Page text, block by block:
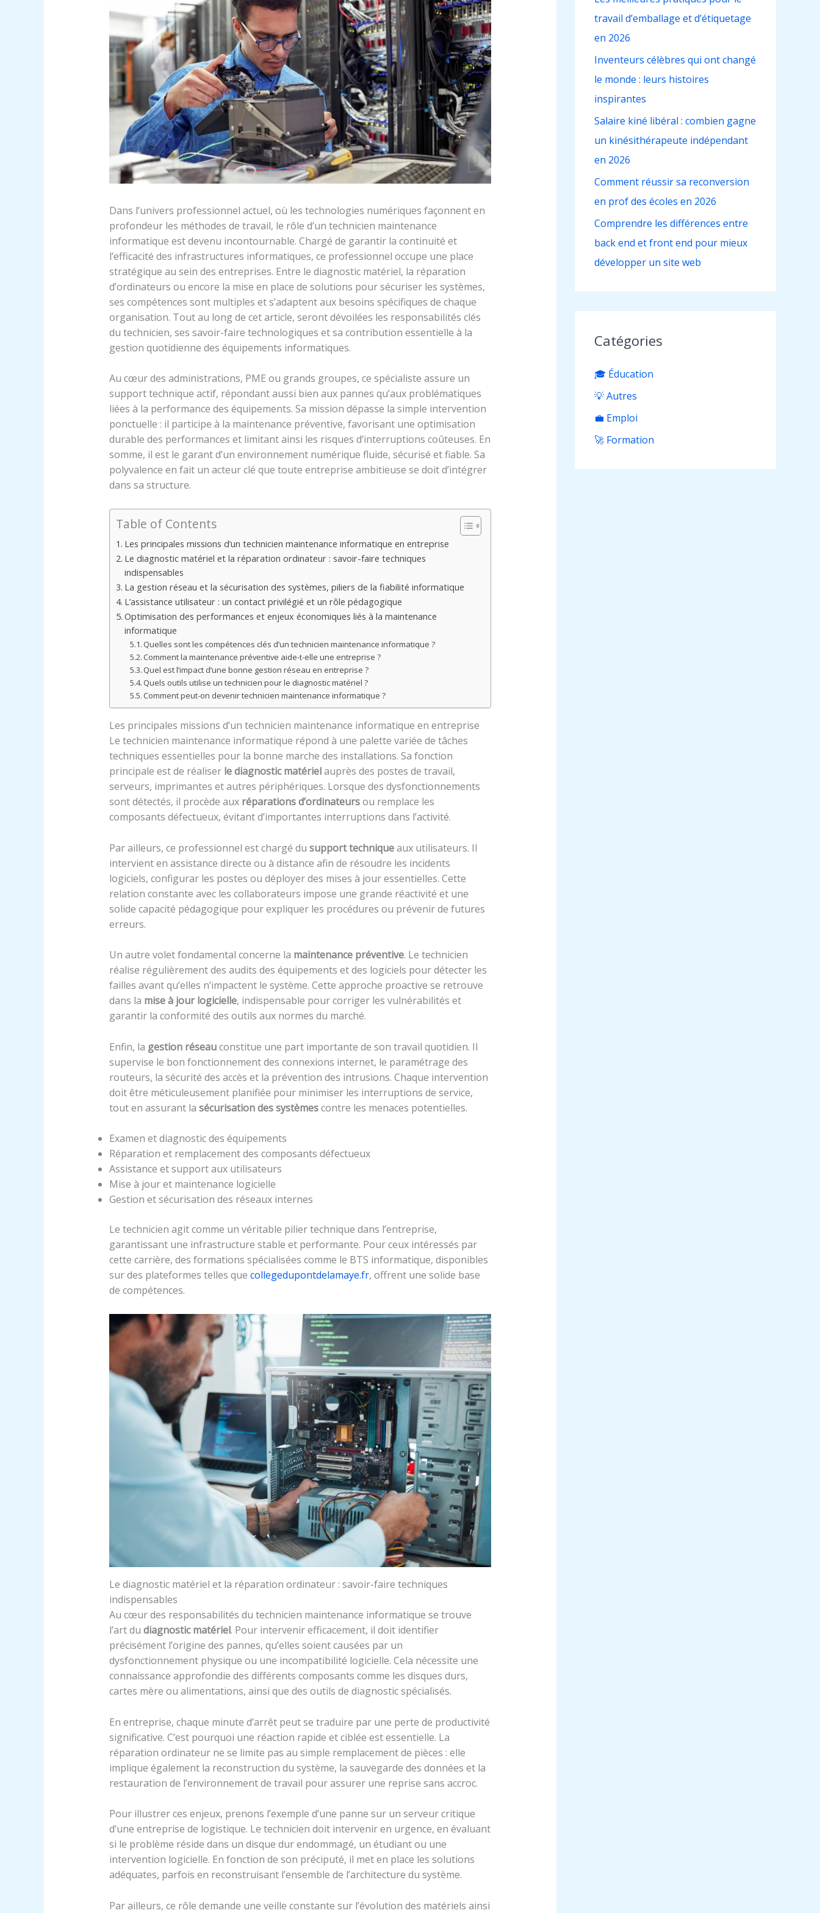
Dans l’univers professionnel actuel, où les technologies numériques façonnent en
profondeur les méthodes de travail, le rôle d’un technicien maintenance
informatique est devenu incontournable. Chargé de garantir la continuité et
l’efficacité des infrastructures informatiques, ce professionnel occupe une place
stratégique au sein des entreprises. Entre le diagnostic matériel, la réparation
d’ordinateurs ou encore la mise en place de solutions pour sécuriser les systèmes,
ses compétences sont multiples et s’adaptent aux besoins spécifiques de chaque
organisation. Tout au long de cet article, seront dévoilées les responsabilités clés
du technicien, ses savoir-faire technologiques et sa contribution essentielle à la
gestion quotidienne des équipements informatiques.
Au cœur des administrations, PME ou grands groupes, ce spécialiste assure un
support technique actif, répondant aussi bien aux pannes qu’aux problématiques
liées à la performance des équipements. Sa mission dépasse la simple intervention
ponctuelle : il participe à la maintenance préventive, favorisant une optimisation
durable des performances et limitant ainsi les risques d’interruptions coûteuses. En
somme, il est le garant d’un environnement numérique fluide, sécurisé et fiable. Sa
polyvalence en fait un acteur clé que toute entreprise ambitieuse se doit d’intégrer
dans sa structure.
Table of Contents
Les principales missions d’un technicien maintenance informatique en entreprise
Le diagnostic matériel et la réparation ordinateur : savoir-faire techniques
indispensables
La gestion réseau et la sécurisation des systèmes, piliers de la fiabilité informatique
L’assistance utilisateur : un contact privilégié et un rôle pédagogique
Optimisation des performances et enjeux économiques liés à la maintenance
informatique
Quelles sont les compétences clés d’un technicien maintenance informatique ?
Comment la maintenance préventive aide-t-elle une entreprise ?
Quel est l’impact d’une bonne gestion réseau en entreprise ?
Quels outils utilise un technicien pour le diagnostic matériel ?
Comment peut-on devenir technicien maintenance informatique ?
Les principales missions d’un technicien maintenance informatique en entreprise
Le technicien maintenance informatique répond à une palette variée de tâches
techniques essentielles pour la bonne marche des installations. Sa fonction
principale est de réaliser le diagnostic matérielauprès des postes de travail,
serveurs, imprimantes et autres périphériques. Lorsque des dysfonctionnements
sont détectés, il procède aux réparations d’ordinateursou remplace les
composants défectueux, évitant d’importantes interruptions dans l’activité.
Par ailleurs, ce professionnel est chargé du support techniqueaux utilisateurs. Il
intervient en assistance directe ou à distance afin de résoudre les incidents
logiciels, configurar les postes ou déployer des mises à jour essentielles. Cette
relation constante avec les collaborateurs impose une grande réactivité et une
solide capacité pédagogique pour expliquer les procédures ou prévenir de futures
erreurs.
Un autre volet fondamental concerne la maintenance préventive. Le technicien
réalise régulièrement des audits des équipements et des logiciels pour détecter les
failles avant qu’elles n’impactent le système. Cette approche proactive se retrouve
dans la mise à jour logicielle, indispensable pour corriger les vulnérabilités et
garantir la conformité des outils aux normes du marché.
Enfin, la gestion réseauconstitue une part importante de son travail quotidien. Il
supervise le bon fonctionnement des connexions internet, le paramétrage des
routeurs, la sécurité des accès et la prévention des intrusions. Chaque intervention
doit être méticuleusement planifiée pour minimiser les interruptions de service,
tout en assurant la sécurisation des systèmescontre les menaces potentielles.
Examen et diagnostic des équipements
Réparation et remplacement des composants défectueux
Assistance et support aux utilisateurs
Mise à jour et maintenance logicielle
Gestion et sécurisation des réseaux internes
Le technicien agit comme un véritable pilier technique dans l’entreprise,
garantissant une infrastructure stable et performante. Pour ceux intéressés par
cette carrière, des formations spécialisées comme le BTS informatique, disponibles
sur des plateformes telles que collegedupontdelamaye.fr, offrent une solide base
de compétences.
Le diagnostic matériel et la réparation ordinateur : savoir-faire techniques
indispensables
Au cœur des responsabilités du technicien maintenance informatique se trouve
l’art du diagnostic matériel. Pour intervenir efficacement, il doit identifier
précisément l’origine des pannes, qu’elles soient causées par un
dysfonctionnement physique ou une incompatibilité logicielle. Cela nécessite une
connaissance approfondie des différents composants comme les disques durs,
cartes mère ou alimentations, ainsi que des outils de diagnostic spécialisés.
En entreprise, chaque minute d’arrêt peut se traduire par une perte de productivité
significative. C’est pourquoi une réaction rapide et ciblée est essentielle. La
réparation ordinateur ne se limite pas au simple remplacement de pièces : elle
implique également la reconstruction du système, la sauvegarde des données et la
restauration de l’environnement de travail pour assurer une reprise sans accroc.
Pour illustrer ces enjeux, prenons l’exemple d’une panne sur un serveur critique
d’une entreprise de logistique. Le technicien doit intervenir en urgence, en évaluant
si le problème réside dans un disque dur endommagé, un étudiant ou une
intervention logicielle. En fonction de son préciputé, il met en place les solutions
adéquates, parfois en reconstruisant l’ensemble de l’architecture du système.
Par ailleurs, ce rôle demande une veille constante sur l’évolution des matériels ainsi
h
e
r
:
travail d’emballage et d’étiquetage
en 2026
Inventeurs célèbres qui ont changé
le monde : leurs histoires
inspirantes
Salaire kiné libéral : combien gagne
un kinésithérapeute indépendant
en 2026
Comment réussir sa reconversion
en prof des écoles en 2026
Comprendre les différences entre
back end et front end pour mieux
développer un site web
Catégories
🎓 Éducation
💡 Autres
💼 Emploi
🚀 Formation